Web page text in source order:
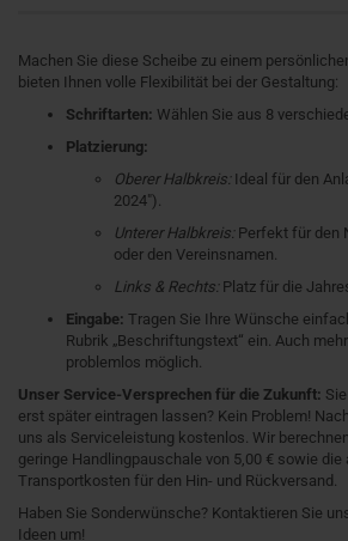
Machen Sie diese Scheibe zu einem
bieten Ihnen volle Flexibilität bei der Gestaltung:
Schriftarten: Wählen Sie aus 8
Platzierung:
Oberer Halbkreis:Ideal für den
2024").
Unterer Halbkreis:Perfekt für den
oder den Vereinsnamen.
Links & Rechts:Platz für die
Eingabe: Tragen Sie Ihre Wünsche
Rubrik „Beschriftungstext“ ein. Auch
problemlos möglich.
Unser Service-Versprechen für die Zukunft:
erst später eintragen lassen? Kein Problem!
uns als Serviceleistung kostenlos. Wir
geringe Handlingpauschale von 5,00 € sowie die
Transportkosten für den Hin- und Rückversand.
Haben Sie Sonderwünsche? Kontaktieren Sie
Ideen um!